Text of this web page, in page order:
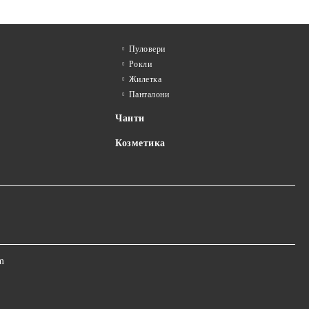
Пуловери
Рокли
Жилетка
Панталони
Чанти
Козметика